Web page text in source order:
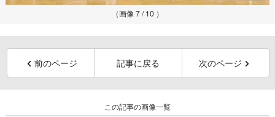
（画像 7 / 10 ）
前のページ 記事に戻る 次のページ
この記事の画像一覧